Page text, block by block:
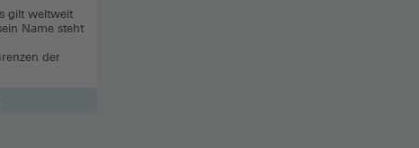
gilt weltweit
Name steht
der